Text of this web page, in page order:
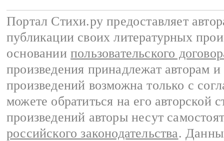
Портал Стихи.ру предоставляет
публикации своих литературных
основании пользовательского
произведения принадлежат авторам
произведений возможна только с
можете обратиться на его авторской
произведений авторы несут
российского законодательства.